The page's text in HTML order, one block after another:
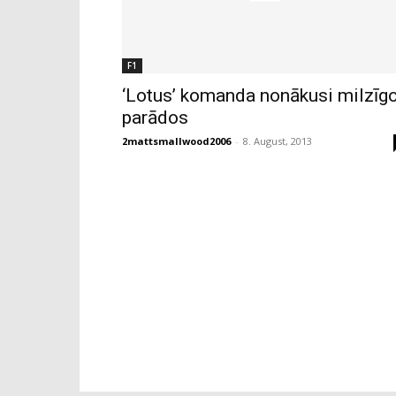
F1
‘Lotus’ komanda nonākusi
parādos
2mattsmallwood2006 - 8. August, 2013